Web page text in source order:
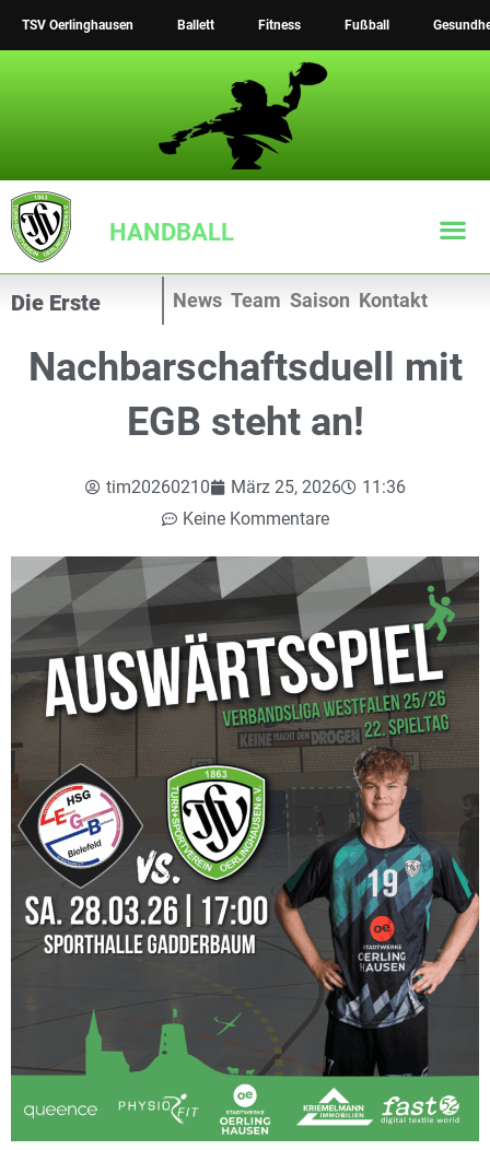
Zum
Inhalt
TSV Oerlinghausen Ballett Fitness Fußball
HANDBALL
Die Erste News Team Saison Kontakt
Nachbarschaftsduell mit
EGB steht an!
tim20260210 März 25, 2026
11:36
Keine Kommentare